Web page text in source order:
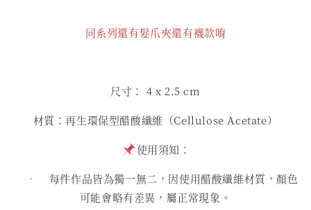
同系列還有髮爪夾還有襪款唷
尺寸： 4 x 2.5 cm
材質：再生環保型醋酸纖維（Cellulose Acetate）
使用須知：
• 每件作品皆為獨一無二，因使用醋酸纖維材質，顏色
可能會略有差異，屬正常現象。